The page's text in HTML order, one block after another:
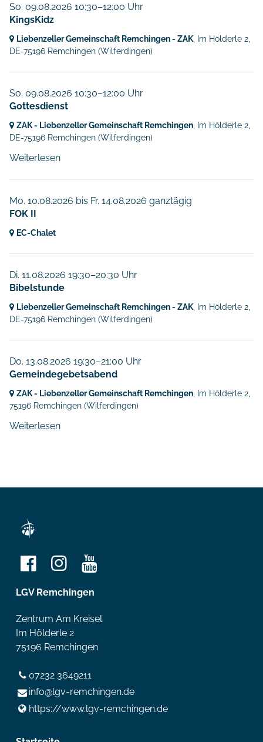
So. 09.08.2026 10:30–12:00 Uhr
KingsKidz
Liebenzeller Gemeinschaft Remchingen - ZAK , Im Hölderle 2,
DE-75196 Remchingen (Wilferdingen)
So. 09.08.2026 10:30–12:00 Uhr
Gottesdienst
ZAK - Liebenzeller Gemeinschaft Remchingen , Im Hölderle 2,
DE-75196 Remchingen (Wilferdingen)
Weiterlesen
Mo. 10.08.2026 bis Fr. 14.08.2026 ganztägig
FOK II
EC-Chalet
Di. 11.08.2026 19:30–20:30 Uhr
Bibelstunde
Liebenzeller Gemeinschaft Remchingen - ZAK , Im Hölderle 2,
DE-75196 Remchingen (Wilferdingen)
Do. 13.08.2026 19:30–21:00 Uhr
Gemeindegebetsabend
ZAK - Liebenzeller Gemeinschaft Remchingen , Im Hölderle 2,
75196 Remchingen (Wilferdingen)
Weiterlesen
LGV Remchingen
Zentrum Am Kreisel
Im Hölderle 2
75196 Remchingen
07232 3649211
info@​lgv-remchingen.​de
https://www.​lgv-remchingen.​de